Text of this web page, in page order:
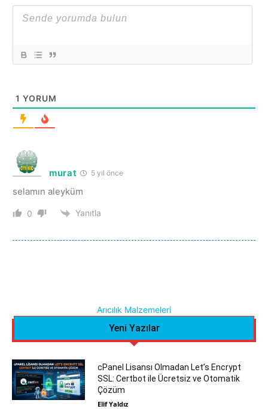
1 YORUM
murat 5 yıl önce
selamın aleyküm
0 Yanıtla
Arıcılık Malzemeleri
Yeni Yazılar
cPanel Lisansı Olmadan Let’s Encrypt
SSL: Certbot ile Ücretsiz ve Otomatik
Çözüm
Elif Yaldız